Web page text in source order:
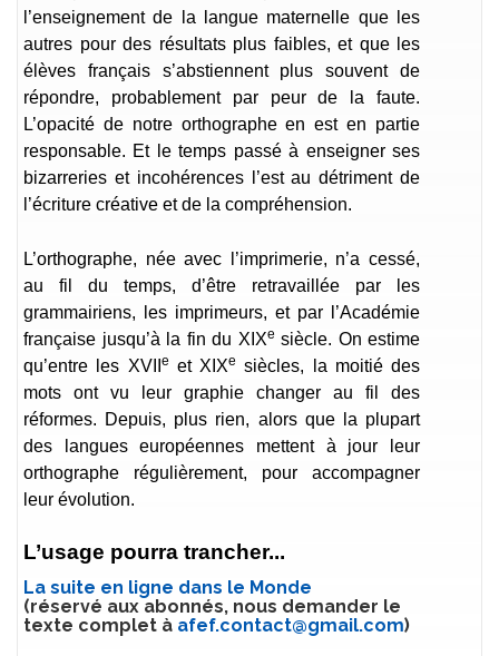
l’enseignement de la langue maternelle que les
autres pour des résultats plus faibles, et que les
élèves français s’abstiennent plus souvent de
répondre, probablement par peur de la faute.
L’opacité de notre orthographe en est en partie
responsable. Et le temps passé à enseigner ses
bizarreries et incohérences l’est au détriment de
l’écriture créative et de la compréhension.
L’orthographe, née avec l’imprimerie, n’a cessé,
au fil du temps, d’être retravaillée par les
grammairiens, les imprimeurs, et par l’Académie
française jusqu’à la fin du XIXe siècle. On estime
qu’entre les XVII eet XIXe siècles, la moitié des
mots ont vu leur graphie changer au fil des
réformes. Depuis, plus rien, alors que la plupart
des langues européennes mettent à jour leur
orthographe régulièrement, pour accompagner
leur évolution.
L’usage pourra trancher...
La suite en ligne dans le Monde
(réservé aux abonnés, nous demander le
texte complet à afef.contact@gmail.com)